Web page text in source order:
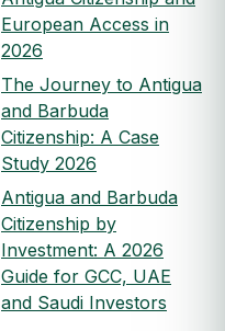
European Access in
2026
The Journey to Antigua
and Barbuda
Citizenship: A Case
Study 2026
Antigua and Barbuda
Citizenship by
Investment: A 2026
Guide for GCC, UAE
and Saudi Investors